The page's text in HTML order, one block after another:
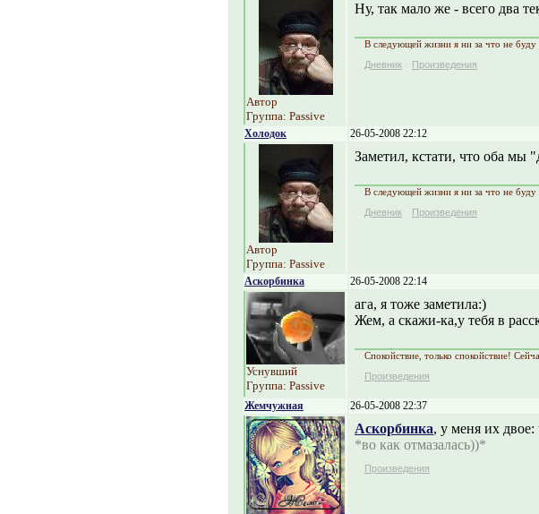
Автор
Группа: Passive
Ну, так мало же - всего два
В следующей жизни я ни за что не буду
Дневник
Произведения
Холодок 26-05-2008 22:12
Автор
Группа: Passive
Заметил, кстати, что оба мы
В следующей жизни я ни за что не буду
Дневник
Произведения
Аскорбинка 26-05-2008 22:14
Уснувший
Группа: Passive
ага, я тоже заметила:)
Жем, а скажи-ка,у тебя в
Спокойствие, только спокойствие!
Произведения
Жемчужная 26-05-2008 22:37
Аскорбинка, у меня их
*во как отмазалась))*
Произведения